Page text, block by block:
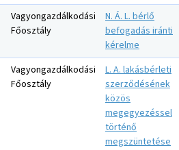
Vagyongazdálkodási
Főosztály
N. Á. L. bérlő
befogadás iránti
kérelme
Vagyongazdálkodási
Főosztály
L. A. lakásbérleti
szerződésének
közös
megegyezéssel
történő
megszüntetése